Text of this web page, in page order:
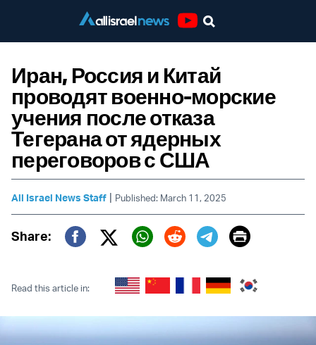
Иран, Россия и Китай
проводят военно-морские
учения после отказа
Тегерана от ядерных
переговоров с США
All Israel News Staff | Published: March 11, 2025
Share:
Twitter (X)
Print
Read this article in: